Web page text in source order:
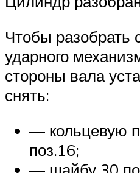
Чтобы разобрать
ударного
стороны вала
снять:
— кольцевую
поз.16;
— шайбу 30